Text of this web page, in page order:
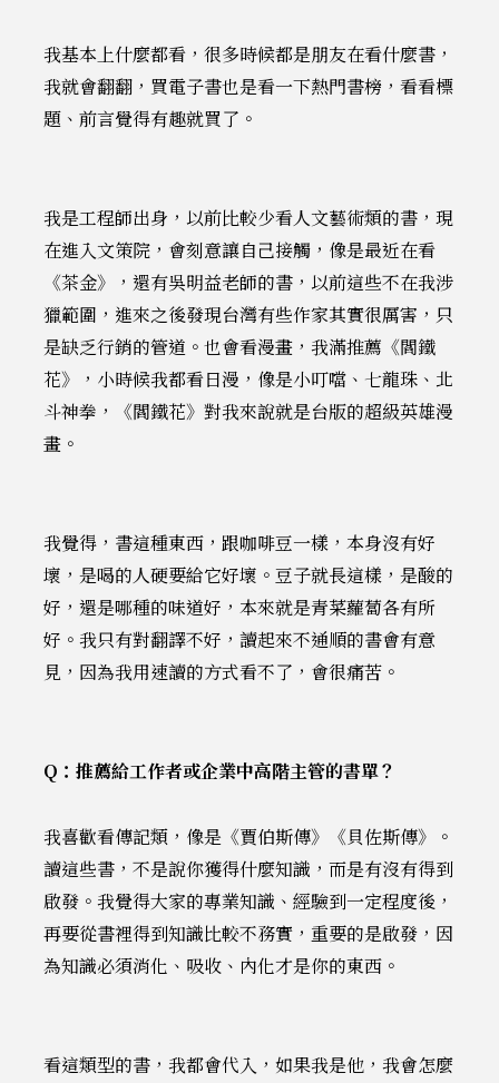
我基本上什麼都看，很多時候都是朋友在看什麼書，
我就會翻翻，買電子書也是看一下熱門書榜，看看標
題、前言覺得有趣就買了。
我是工程師出身，以前比較少看人文藝術類的書，現
在進入文策院，會刻意讓自己接觸，像是最近在看
《茶金》，還有吳明益老師的書，以前這些不在我涉
獵範圍，進來之後發現台灣有些作家其實很厲害，只
是缺乏行銷的管道。也會看漫畫，我滿推薦《閻鐵
花》，小時候我都看日漫，像是小叮噹、七龍珠、北
斗神拳，《閻鐵花》對我來說就是台版的超級英雄漫
畫。
我覺得，書這種東西，跟咖啡豆一樣，本身沒有好
壞，是喝的人硬要給它好壞。豆子就長這樣，是酸的
好，還是哪種的味道好，本來就是青菜蘿蔔各有所
好。我只有對翻譯不好，讀起來不通順的書會有意
見，因為我用速讀的方式看不了，會很痛苦。
Q：推薦給工作者或企業中高階主管的書單？
我喜歡看傳記類，像是《賈伯斯傳》《貝佐斯傳》。
讀這些書，不是說你獲得什麼知識，而是有沒有得到
啟發。我覺得大家的專業知識、經驗到一定程度後，
再要從書裡得到知識比較不務實，重要的是啟發，因
為知識必須消化、吸收、內化才是你的東西。
看這類型的書，我都會代入，如果我是他，我會怎麼